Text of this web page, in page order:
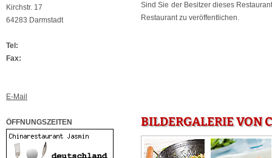
Kirchstr. 17
64283 Darmstadt
Tel:
Fax:
E-Mail
ÖFFNUNGSZEITEN
Sind Sie der Besitzer dieses
Restaurant zu veröffentlichen.
BILDERGALERIE VON